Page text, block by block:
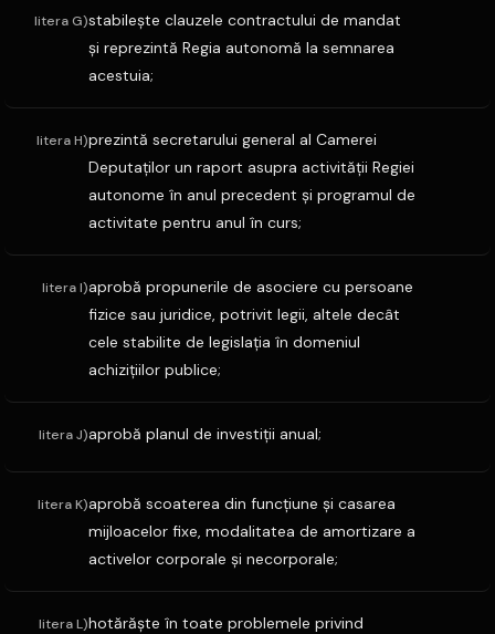
litera G)stabileşte clauzele contractului de mandat
şi reprezintă Regia autonomă la semnarea
acestuia;
litera H)prezintă secretarului general al Camerei
Deputaţilor un raport asupra activităţii Regiei
autonome în anul precedent şi programul de
activitate pentru anul în curs;
litera I)aprobă propunerile de asociere cu persoane
fizice sau juridice, potrivit legii, altele decât
cele stabilite de legislaţia în domeniul
achiziţiilor publice;
litera J)aprobă planul de investiţii anual;
litera K)aprobă scoaterea din funcţiune şi casarea
mijloacelor fixe, modalitatea de amortizare a
activelor corporale şi necorporale;
litera L)hotărăşte în toate problemele privind